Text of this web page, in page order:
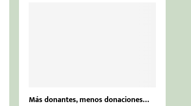
Más donantes, menos donaciones…